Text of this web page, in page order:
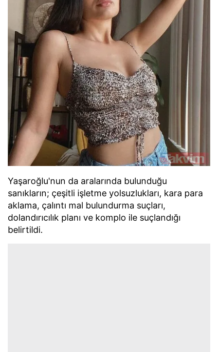
Yaşaroğlu'nun da aralarında bulunduğu
sanıkların; çeşitli işletme yolsuzlukları, kara para
aklama, çalıntı mal bulundurma suçları,
dolandırıcılık planı ve komplo ile suçlandığı
belirtildi.